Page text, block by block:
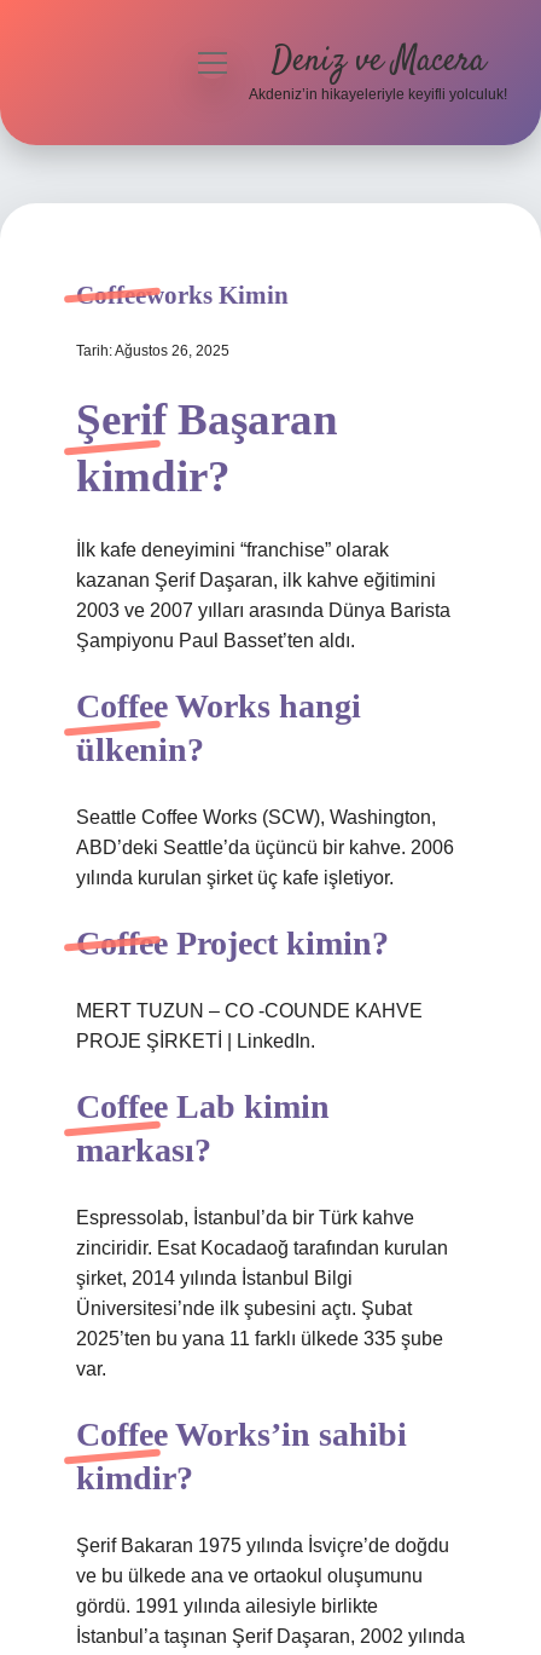
Hakkımızda
menüyü Deniz ve Macera
Akdeniz’in hikayeleriyle keyifli yolculuk!
Coffeeworks Kimin
Tarih: Ağustos 26, 2025
Şerif Başaran
kimdir?
İlk kafe deneyimini “franchise” olarak
kazanan Şerif Daşaran, ilk kahve eğitimini
2003 ve 2007 yılları arasında Dünya Barista
Şampiyonu Paul Basset’ten aldı.
Coffee Works hangi
ülkenin?
Seattle Coffee Works (SCW), Washington,
ABD’deki Seattle’da üçüncü bir kahve. 2006
yılında kurulan şirket üç kafe işletiyor.
Coffee Project kimin?
MERT TUZUN – CO -COUNDE KAHVE
PROJE ŞİRKETİ | LinkedIn.
Coffee Lab kimin
markası?
Espressolab, İstanbul’da bir Türk kahve
zinciridir. Esat Kocadaoğ tarafından kurulan
şirket, 2014 yılında İstanbul Bilgi
Üniversitesi’nde ilk şubesini açtı. Şubat
2025’ten bu yana 11 farklı ülkede 335 şube
var.
Coffee Works’in sahibi
kimdir?
Şerif Bakaran 1975 yılında İsviçre’de doğdu
ve bu ülkede ana ve ortaokul oluşumunu
gördü. 1991 yılında ailesiyle birlikte
İstanbul’a taşınan Şerif Daşaran, 2002 yılında